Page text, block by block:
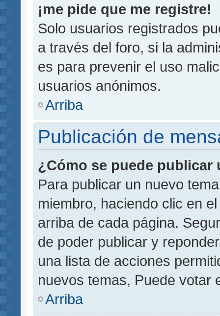
¡me pide que me registre!
Solo usuarios registrados
a través del foro, si la
es para prevenir el uso
usuarios anónimos.
Arriba
Publicación de
¿Cómo se puede publicar
Para publicar un nuevo
miembro, haciendo clic en
arriba de cada página.
de poder publicar y
una lista de acciones
nuevos temas, Puede votar
Arriba